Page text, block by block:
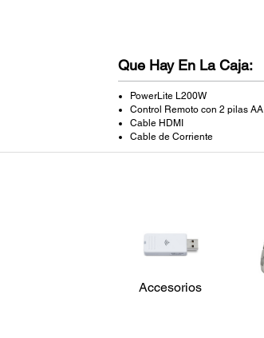
Que Hay En La Caja:
PowerLite L200W
Control Remoto con 2 pilas AA
Cable HDMI
Cable de Corriente
Accesorios